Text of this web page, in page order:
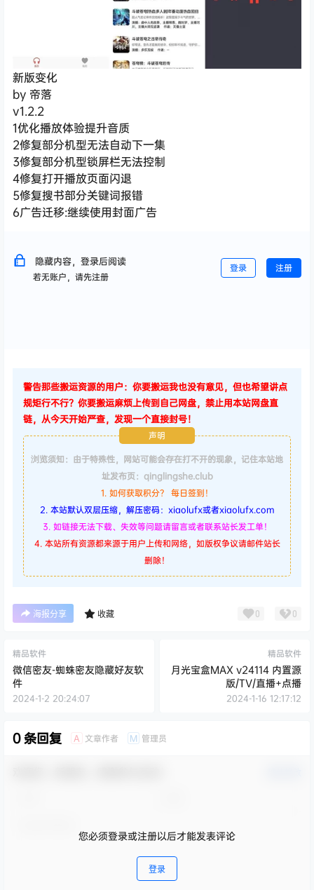
新版变化
by 帝落
v1.2.2
1优化播放体验提升音质
2修复部分机型无法自动下一集
3修复部分机型锁屏栏无法控制
4修复打开播放页面闪退
5修复搜书部分关键词报错
6广告迁移:继续使用封面广告
隐藏内容，登录后阅读
若无账户，请先注册
登录 注册
警告那些搬运资源的用户：你要搬运我也没有意见，但也希望讲点
规矩行不行？你要搬运麻烦上传到自己网盘，禁止用本站网盘直
链，从今天开始严查，发现一个直接封号！
声明
浏览须知：由于特殊性，网站可能会存在打不开的现象，记住本站地
址发布页：qinglingshe.club
1. 如何获取积分？ 每日签到！
2. 本站默认双层压缩，解压密码：xiaolufx或者xiaolufx.com
3. 如链接无法下载、失效等问题请留言或者联系站长发工单！
4. 本站所有资源都来源于用户上传和网络，如版权争议请邮件站长
删除！
海报分享 收藏 0 0
精品软件
微信密友-蜘蛛密友隐藏好友软
件
2024-1-2 20:24:07
精品软件
月光宝盒MAX v24114 内置源
版/TV/直播+点播
2024-1-16 12:17:12
0 条回复 A 文章作者 M 管理员
您必须登录或注册以后才能发表评论
登录